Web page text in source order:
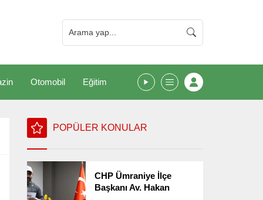
Otomobil Eğitim
POPÜLER KONULAR
CHP Ümraniye İlçe
Başkanı Av. Hakan